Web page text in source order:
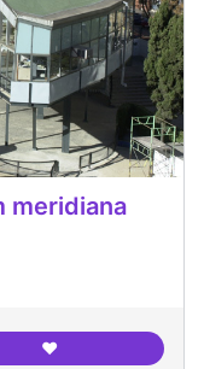
meridiana
❤️Panoramica del